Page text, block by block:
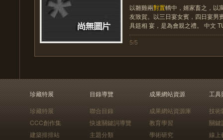
以雛雞兩對置轎中，婿家畜之，
友致賀。以三日宴女賓，四日宴男
具筵相 宴，是為會親之禮。 中文
5/5
珍藏特展
珍藏特展
CCC創作集
建築排排站
目錄導覽
聯合目錄
快速關鍵詞導覽
主題分類
成果網站資源
成果網站資源庫
教育學習
學術研究
工具
技術
關鍵
線上